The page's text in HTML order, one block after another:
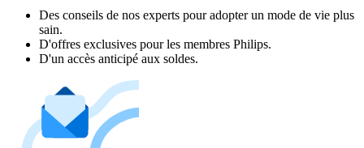
Des conseils de nos experts pour adopter un mode de vie plus
sain.
D'offres exclusives pour les membres Philips.
D'un accès anticipé aux soldes.